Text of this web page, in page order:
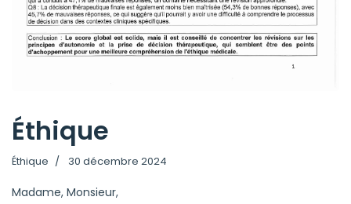
Éthique
Éthique 30 décembre 2024
Madame, Monsieur,